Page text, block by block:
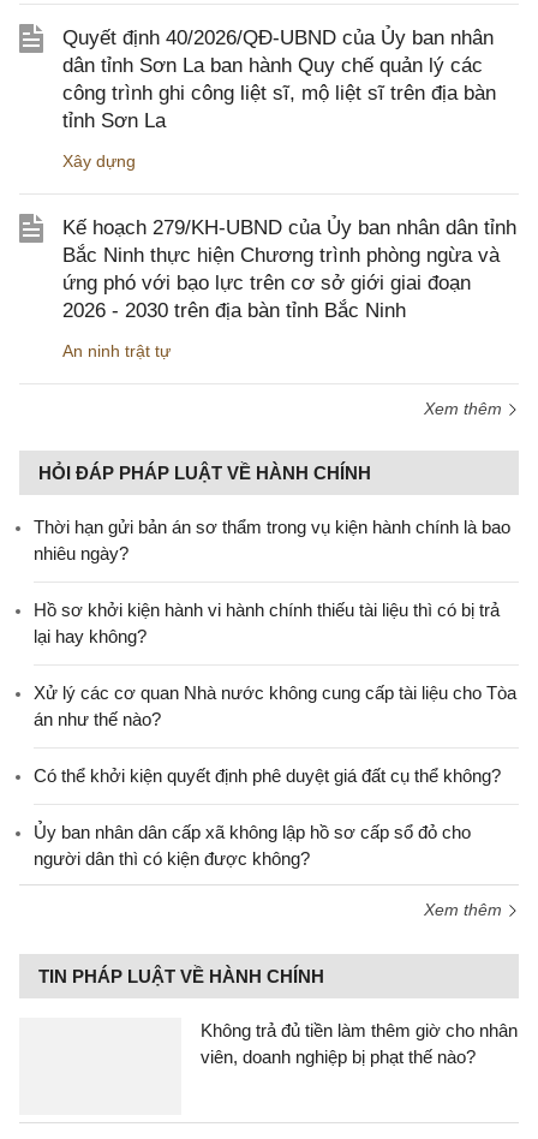
Quyết định 40/2026/QĐ-UBND của Ủy ban nhân
dân tỉnh Sơn La ban hành Quy chế quản lý các
công trình ghi công liệt sĩ, mộ liệt sĩ trên địa bàn
tỉnh Sơn La
Xây dựng
Kế hoạch 279/KH-UBND của Ủy ban nhân dân tỉnh
Bắc Ninh thực hiện Chương trình phòng ngừa và
ứng phó với bạo lực trên cơ sở giới giai đoạn
2026 - 2030 trên địa bàn tỉnh Bắc Ninh
An ninh trật tự
Xem thêm
HỎI ĐÁP PHÁP LUẬT VỀ HÀNH CHÍNH
Thời hạn gửi bản án sơ thẩm trong vụ kiện hành chính là bao
nhiêu ngày?
Hồ sơ khởi kiện hành vi hành chính thiếu tài liệu thì có bị trả
lại hay không?
Xử lý các cơ quan Nhà nước không cung cấp tài liệu cho Tòa
án như thế nào?
Có thể khởi kiện quyết định phê duyệt giá đất cụ thể không?
Ủy ban nhân dân cấp xã không lập hồ sơ cấp sổ đỏ cho
người dân thì có kiện được không?
Xem thêm
TIN PHÁP LUẬT VỀ HÀNH CHÍNH
Không trả đủ tiền làm thêm giờ cho nhân
viên, doanh nghiệp bị phạt thế nào?